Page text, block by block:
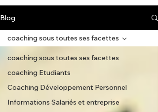
Blog
coaching sous toutes ses facettes
coaching Etudiants
Coaching Développement Personnel
Informations Salariés et entreprise
coaching sous toutes ses facettes